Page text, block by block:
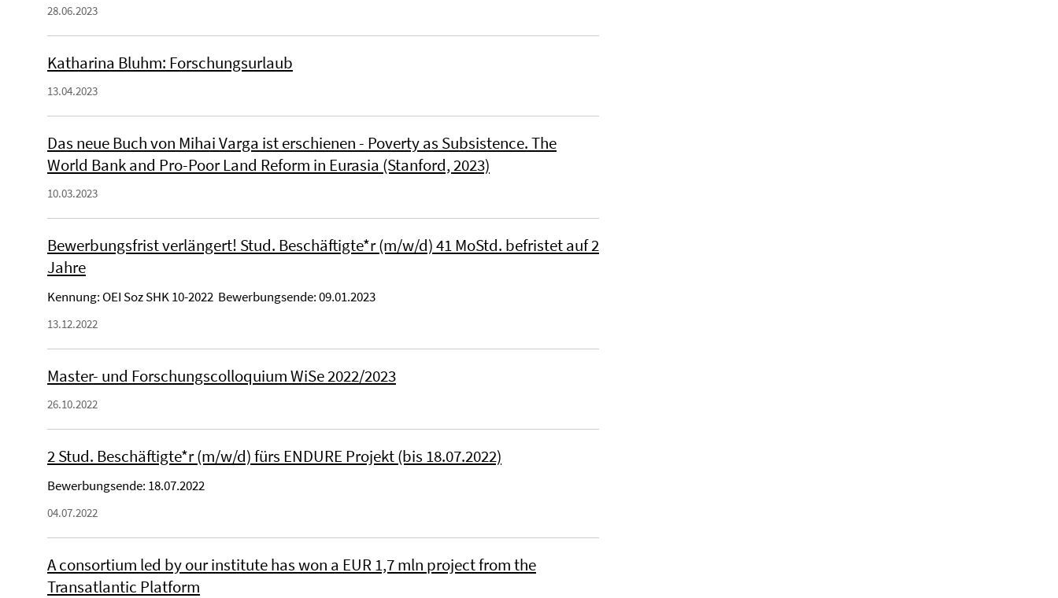
28.06.2023
Katharina Bluhm: Forschungsurlaub
13.04.2023
Das neue Buch von Mihai Varga ist erschienen - Poverty as Subsistence. The
World Bank and Pro-Poor Land Reform in Eurasia (Stanford, 2023)
10.03.2023
Bewerbungsfrist verlängert! Stud. Beschäftigte*r (m/w/d) 41 MoStd. befristet auf 2
Jahre
Kennung: OEI Soz SHK 10-2022 Bewerbungsende: 09.01.2023
13.12.2022
Master- und Forschungscolloquium WiSe 2022/2023
26.10.2022
2 Stud. Beschäftigte*r (m/w/d) fürs ENDURE Projekt (bis 18.07.2022)
Bewerbungsende: 18.07.2022
04.07.2022
A consortium led by our institute has won a EUR 1,7 mln project from the
Transatlantic Platform